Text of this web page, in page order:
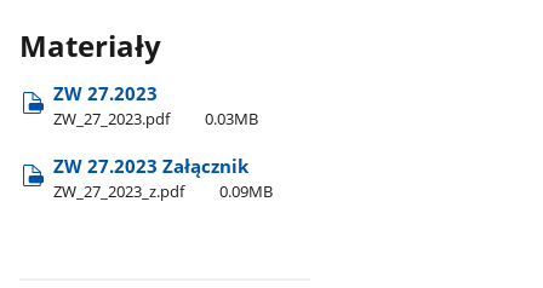
Materiały
ZW 27.2023
ZW​_27​_2023.pdf 0.03MB
ZW 27.2023 Załącznik
ZW​_27​_2023​_z.pdf 0.09MB